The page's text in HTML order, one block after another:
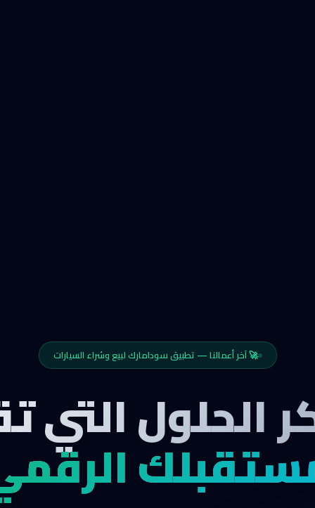
🚀 آخر أعمالنا — تطبيق سودامارك لبيع وشراء السيارات
الحلول التي